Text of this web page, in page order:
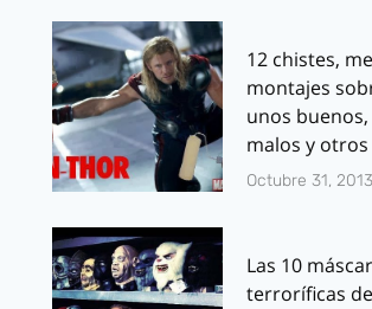
12 chistes,
montajes
unos
malos y
Octubre 31, 2013
Las 10
terroríficas